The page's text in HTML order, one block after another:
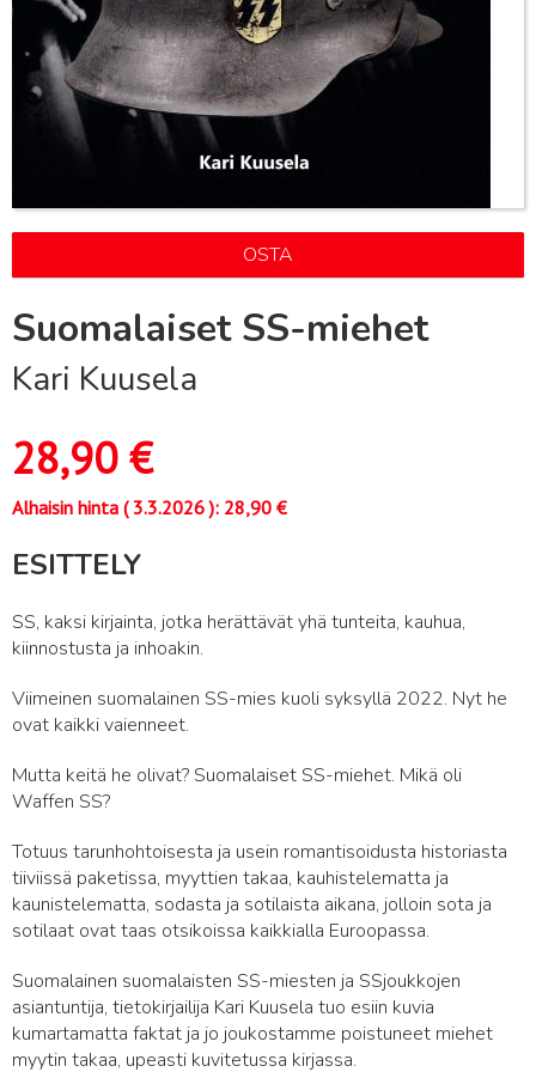
OSTA
Suomalaiset SS-miehet
Kari Kuusela
28,90€
Alhaisin hinta (3.3.2026): 28,90 €
ESITTELY
SS, kaksi kirjainta, jotka herättävät yhä tunteita, kauhua,
kiinnostusta ja inhoakin.
Viimeinen suomalainen SS-mies kuoli syksyllä 2022. Nyt he
ovat kaikki vaienneet.
Mutta keitä he olivat? Suomalaiset SS-miehet. Mikä oli
Waffen SS?
Totuus tarunhohtoisesta ja usein romantisoidusta historiasta
tiiviissä paketissa, myyttien takaa, kauhistelematta ja
kaunistelematta, sodasta ja sotilaista aikana, jolloin sota ja
sotilaat ovat taas otsikoissa kaikkialla Euroopassa.
Suomalainen suomalaisten SS-miesten ja SSjoukkojen
asiantuntija, tietokirjailija Kari Kuusela tuo esiin kuvia
kumartamatta faktat ja jo joukostamme poistuneet miehet
myytin takaa, upeasti kuvitetussa kirjassa.